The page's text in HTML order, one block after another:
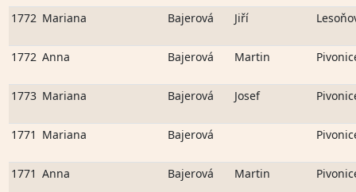
1772 Mariana Bajerová Jiří
1772 Anna Bajerová Martin
1773 Mariana Bajerová Josef
1771 Mariana Bajerová
1771 Anna Bajerová Martin